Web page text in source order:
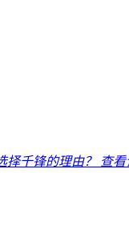
择千锋的理由？ 查